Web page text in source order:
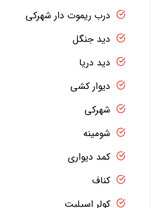
درب ریموت دار شهرکی
دید جنگل
دید دریا
دیوار کشی
شهرکی
شومینه
کمد دیواری
کناف
کولر اسپلیت